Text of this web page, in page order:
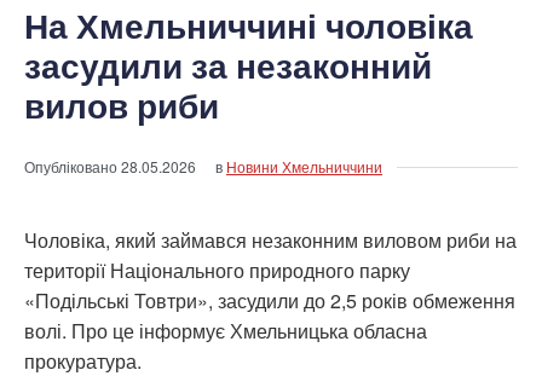
На Хмельниччині чоловіка
засудили за незаконний
вилов риби
Опубліковано28.05.2026 в Новини Хмельниччини
Чоловіка, який займався незаконним виловом риби на
території Національного природного парку
«Подільські Товтри», засудили до 2,5 років обмеження
волі. Про це інформує Хмельницька обласна
прокуратура.